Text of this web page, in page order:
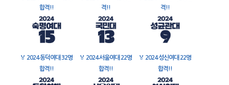
합격!!
격!!
격!!
🏅 2024 동덕여대 32명
합격!!
🏅 2024 서울여대 22명
합격!!
🏅 2024 성신여대 22명
합격!!